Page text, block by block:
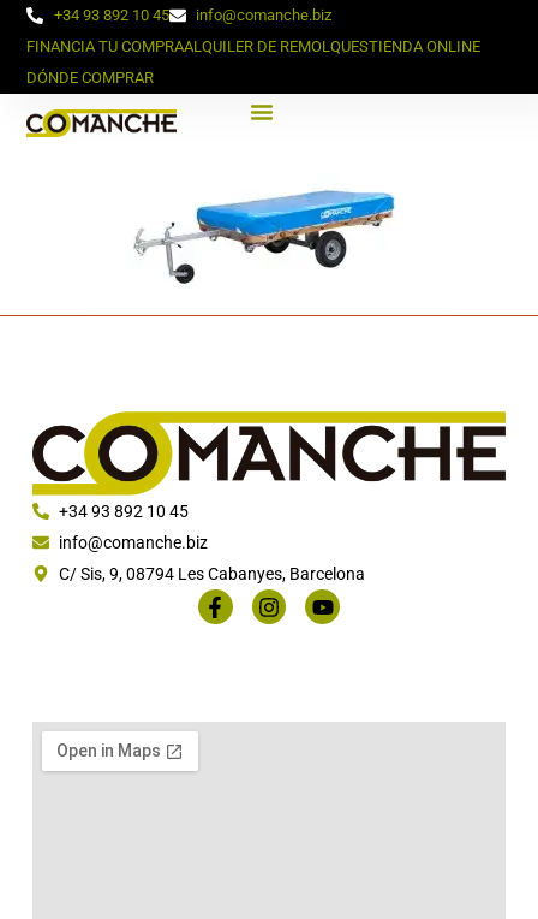
+34 93 892 10 45
info@comanche.biz
FINANCIA TU COMPRAALQUILER DE REMOLQUESTIENDA ONLINE
DÓNDE COMPRAR
+34 93 892 10 45
info@comanche.biz
C/ Sis, 9, 08794 Les Cabanyes, Barcelona